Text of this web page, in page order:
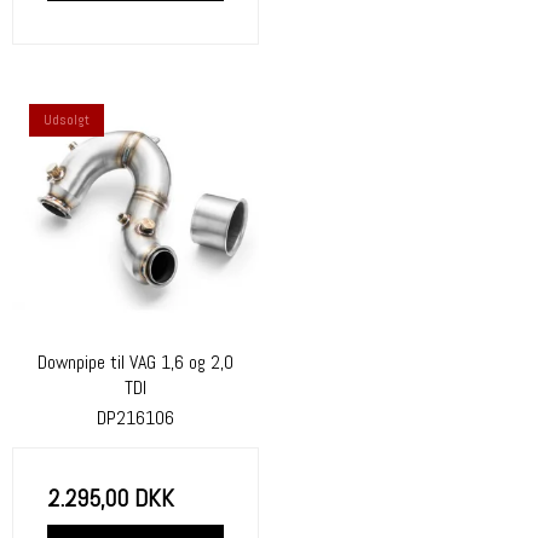
Udsolgt
Downpipe til VAG 1,6 og 2,0
TDI
DP216106
2.295,00 DKK